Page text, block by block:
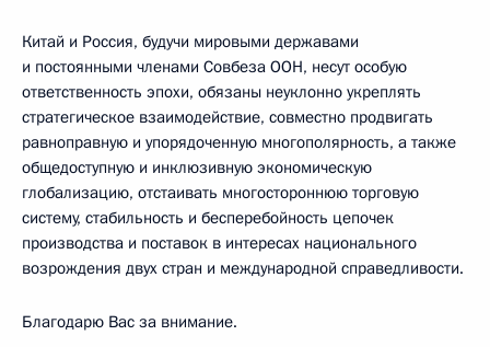
Китай и Россия, будучи мировыми державами
и постоянными членами Совбеза ООН, несут особую
ответственность эпохи, обязаны неуклонно укреплять
стратегическое взаимодействие, совместно продвигать
равноправную и упорядоченную многополярность, а также
общедоступную и инклюзивную экономическую
глобализацию, отстаивать многостороннюю торговую
систему, стабильность и бесперебойность цепочек
производства и поставок в интересах национального
возрождения двух стран и международной справедливости.
Благодарю Вас за внимание.